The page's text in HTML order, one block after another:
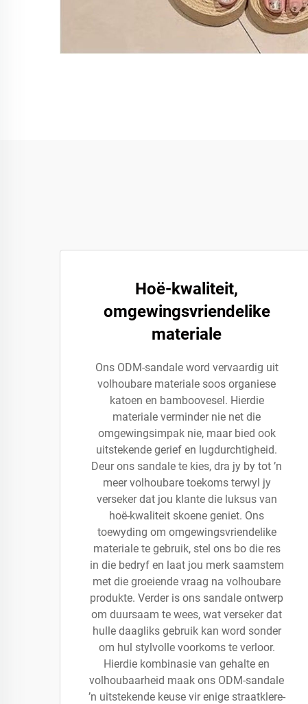
Hoë-kwaliteit,
omgewingsvriendelike
materiale
Ons ODM-sandale word vervaardig uit
volhoubare materiale soos organiese
katoen en bamboovesel. Hierdie
materiale verminder nie net die
omgewingsimpak nie, maar bied ook
uitstekende gerief en lugdurchtigheid.
Deur ons sandale te kies, dra jy by tot ’n
meer volhoubare toekoms terwyl jy
verseker dat jou klante die luksus van
hoë-kwaliteit skoene geniet. Ons
toewyding om omgewingsvriendelike
materiale te gebruik, stel ons bo die res
in die bedryf en laat jou merk saamstem
met die groeiende vraag na volhoubare
produkte. Verder is ons sandale ontwerp
om duursaam te wees, wat verseker dat
hulle daagliks gebruik kan word sonder
om hul stylvolle voorkoms te verloor.
Hierdie kombinasie van gehalte en
volhoubaarheid maak ons ODM-sandale
’n uitstekende keuse vir enige straatklere-